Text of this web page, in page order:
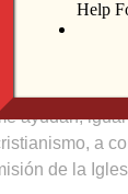
El Mensajero
la audiencia de
ayudan,
a
de la